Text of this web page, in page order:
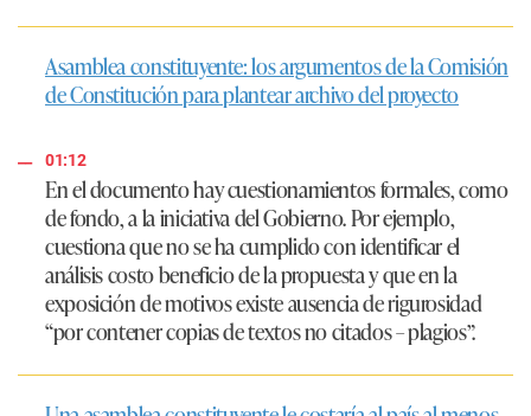
Asamblea constituyente: los argumentos de la Comisión
de Constitución para plantear archivo del proyecto
01:12
En el documento hay cuestionamientos formales, como
de fondo, a la iniciativa del Gobierno. Por ejemplo,
cuestiona que no se ha cumplido con identificar el
análisis costo beneficio de la propuesta y que en la
exposición de motivos existe ausencia de rigurosidad
“por contener copias de textos no citados – plagios”.